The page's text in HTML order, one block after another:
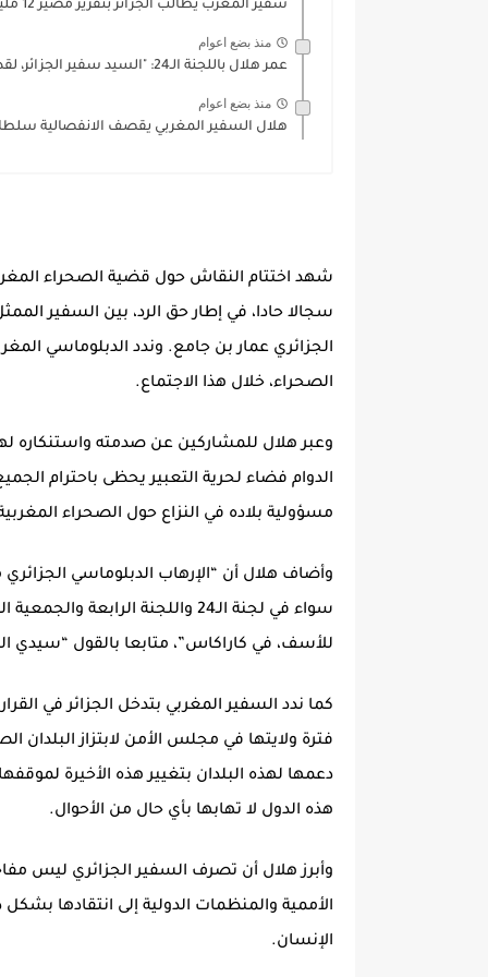
سفير المغرب يطالب الجزائر بتقرير مصير 12 مليون قبايلي بدلا...
منذ بضع اعوام
عمر هلال باللجنة الـ24: "السيد سفير الجزائر، لقد ضيعت فرصة...
منذ بضع اعوام
هلال السفير المغربي يقصف الانفصالية
سجالا حادا، في إطار حق الرد، بين السفير
الجزائري عمار بن جامع. وندد الدبلوماسي
الصحراء، خلال هذا الاجتماع.
الدوام فضاء لحرية التعبير يحظى باحترام
مسؤولية بلاده في النزاع حول الصحراء
وأضاف هلال أن “الإرهاب الدبلوماسي الجزائري
سواء في لجنة الـ24 واللجنة
للأسف، في كاراكاس”، متابعا بالقول “سيدي
كما ندد السفير المغربي بتدخل الجزائر في
فترة ولايتها في مجلس الأمن لابتزاز
دعمها لهذه البلدان بتغيير هذه الأخيرة
هذه الدول لا تهابها بأي حال من الأحوال.
وأبرز هلال أن تصرف السفير الجزائري ليس
الأممية والمنظمات الدولية إلى انتقادها
الإنسان.